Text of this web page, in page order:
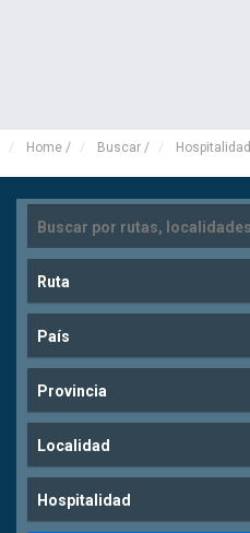
Home / Buscar / Hospitalidad
Ruta
País
Provincia
Localidad
Hospitalidad